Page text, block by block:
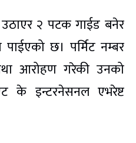
२ पटक गाईड बनेर
छ। पर्मिट नम्बर
आरोहण गरेकी उनको
के इन्टरनेसनल एभरेष्ट